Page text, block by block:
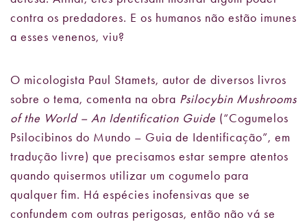
contra os predadores. E os humanos não estão imunes
a esses venenos, viu?
O micologista Paul Stamets, autor de diversos livros
sobre o tema, comenta na obra Psilocybin Mushrooms
of the World – An Identification Guide (“Cogumelos
Psilocibinos do Mundo – Guia de Identificação”, em
tradução livre) que precisamos estar sempre atentos
quando quisermos utilizar um cogumelo para
qualquer fim. Há espécies inofensivas que se
confundem com outras perigosas, então não vá se